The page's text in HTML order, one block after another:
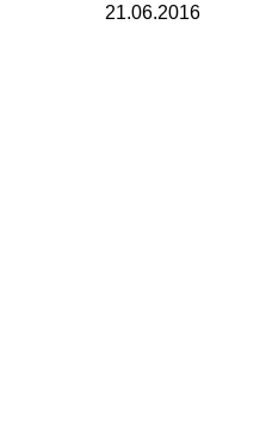
21.06.2016